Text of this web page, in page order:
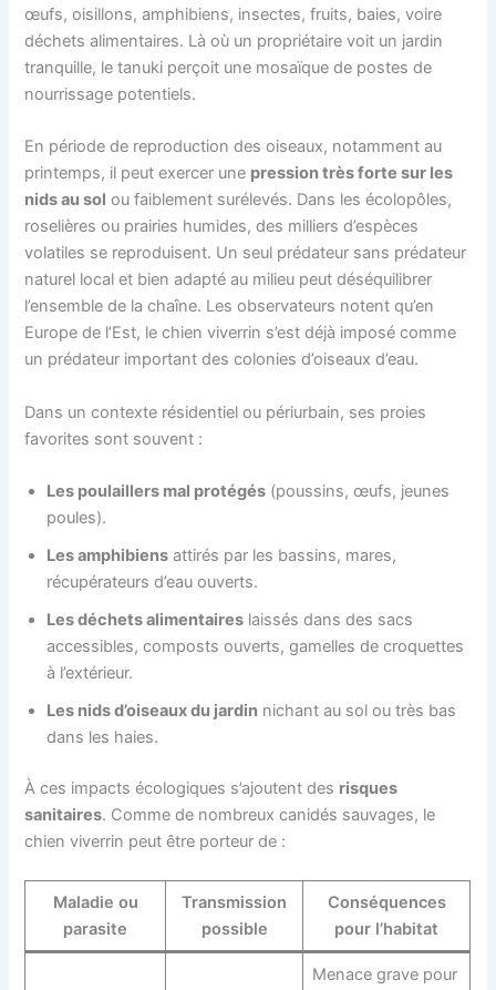
œufs, oisillons, amphibiens, insectes, fruits, baies, voire
déchets alimentaires. Là où un propriétaire voit un jardin
tranquille, le tanuki perçoit une mosaïque de postes de
nourrissage potentiels.
En période de reproduction des oiseaux, notamment au
printemps, il peut exercer une pression très forte sur les
nids au sol ou faiblement surélevés. Dans les écolopôles,
roselières ou prairies humides, des milliers d’espèces
volatiles se reproduisent. Un seul prédateur sans prédateur
naturel local et bien adapté au milieu peut déséquilibrer
l’ensemble de la chaîne. Les observateurs notent qu’en
Europe de l’Est, le chien viverrin s’est déjà imposé comme
un prédateur important des colonies d’oiseaux d’eau.
Dans un contexte résidentiel ou périurbain, ses proies
favorites sont souvent :
Les poulaillers mal protégés (poussins, œufs, jeunes
poules).
Les amphibiens attirés par les bassins, mares,
récupérateurs d’eau ouverts.
Les déchets alimentaires laissés dans des sacs
accessibles, composts ouverts, gamelles de croquettes
à l’extérieur.
Les nids d’oiseaux du jardin nichant au sol ou très bas
dans les haies.
À ces impacts écologiques s’ajoutent des risques
sanitaires. Comme de nombreux canidés sauvages, le
chien viverrin peut être porteur de :
Maladie ou
parasite
Transmission
possible
Conséquences
pour l’habitat
Menace grave pour